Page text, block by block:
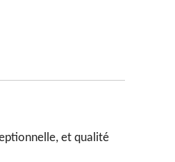
et qualité